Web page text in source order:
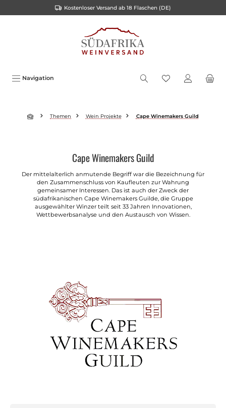
Kostenloser Versand ab 18 Flaschen (DE)
Navigation
Themen Wein Projekte Cape Winemakers Guild
Cape Winemakers Guild
Der mittelalterlich anmutende Begriff war die Bezeichnung für
den Zusammenschluss von Kaufleuten zur Wahrung
gemeinsamer Interessen. Das ist auch der Zweck der
südafrikanischen Cape Winemakers Guilde, die Gruppe
ausgewählter Winzer teilt seit 33 Jahren Innovationen,
Wettbewerbsanalyse und den Austausch von Wissen.